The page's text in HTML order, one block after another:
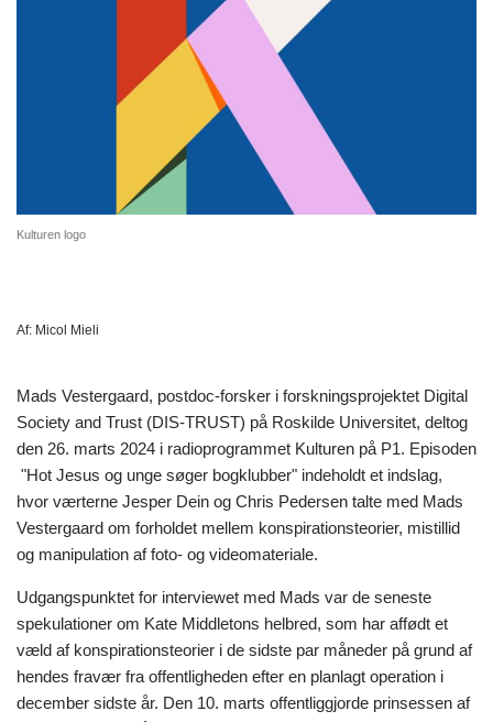
Kulturen logo
Af: Micol Mieli
Mads Vestergaard, postdoc-forsker i forskningsprojektet Digital
Society and Trust (DIS-TRUST) på Roskilde Universitet, deltog
den 26. marts 2024 i radioprogrammet Kulturen på P1. Episoden
"Hot Jesus og unge søger bogklubber" indeholdt et indslag,
hvor værterne Jesper Dein og Chris Pedersen talte med Mads
Vestergaard om forholdet mellem konspirationsteorier, mistillid
og manipulation af foto- og videomateriale.
Udgangspunktet for interviewet med Mads var de seneste
spekulationer om Kate Middletons helbred, som har affødt et
væld af konspirationsteorier i de sidste par måneder på grund af
hendes fravær fra offentligheden efter en planlagt operation i
december sidste år. Den 10. marts offentliggjorde prinsessen af